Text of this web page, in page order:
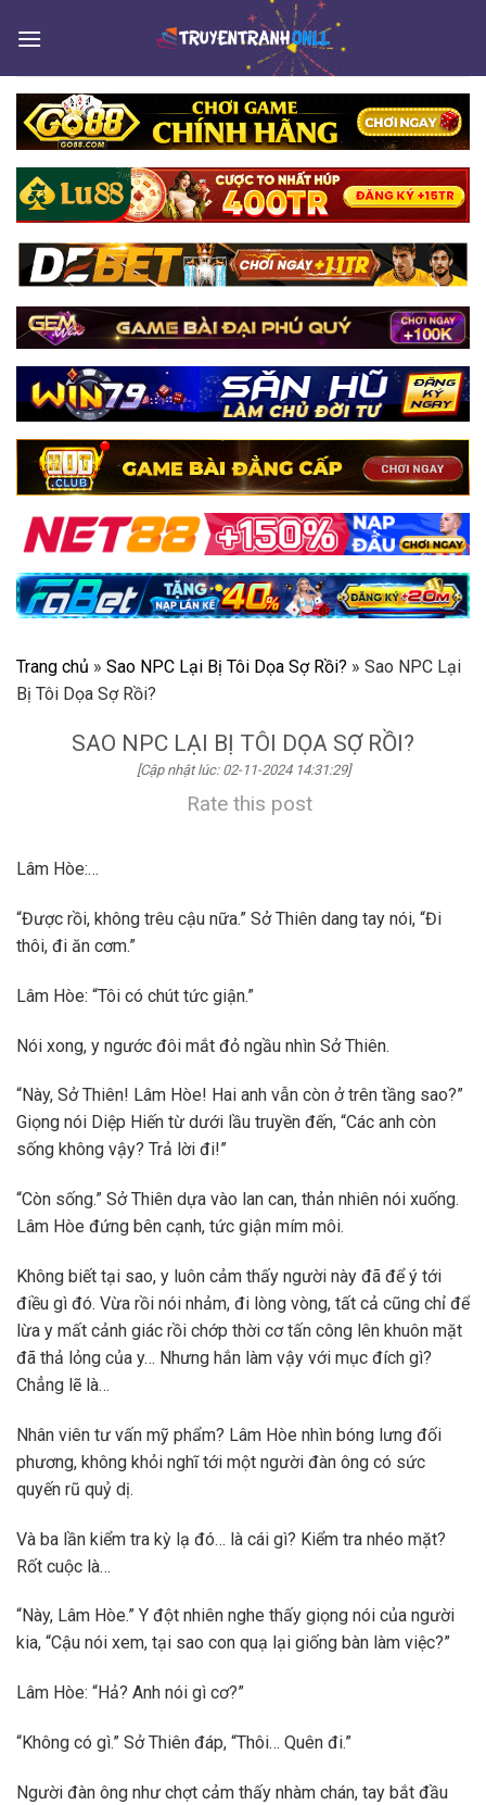
Trang chủ » Sao NPC Lại Bị Tôi Dọa Sợ Rồi? » Sao NPC Lại
Bị Tôi Dọa Sợ Rồi?
SAO NPC LẠI BỊ TÔI DỌA SỢ RỒI?
[Cập nhật lúc: 02-11-2024 14:31:29]
Rate this post
Lâm Hòe:…
“Được rồi, không trêu cậu nữa.” Sở Thiên dang tay nói, “Đi
thôi, đi ăn cơm.”
Lâm Hòe: “Tôi có chút tức giận.”
Nói xong, y ngước đôi mắt đỏ ngầu nhìn Sở Thiên.
“Này, Sở Thiên! Lâm Hòe! Hai anh vẫn còn ở trên tầng sao?”
Giọng nói Diệp Hiến từ dưới lầu truyền đến, “Các anh còn
sống không vậy? Trả lời đi!”
“Còn sống.” Sở Thiên dựa vào lan can, thản nhiên nói xuống.
Lâm Hòe đứng bên cạnh, tức giận mím môi.
Không biết tại sao, y luôn cảm thấy người này đã để ý tới
điều gì đó. Vừa rồi nói nhảm, đi lòng vòng, tất cả cũng chỉ để
lừa y mất cảnh giác rồi chớp thời cơ tấn công lên khuôn mặt
đã thả lỏng của y… Nhưng hắn làm vậy với mục đích gì?
Chẳng lẽ là…
Nhân viên tư vấn mỹ phẩm? Lâm Hòe nhìn bóng lưng đối
phương, không khỏi nghĩ tới một người đàn ông có sức
quyến rũ quỷ dị.
Và ba lần kiểm tra kỳ lạ đó… là cái gì? Kiểm tra nhéo mặt?
Rốt cuộc là…
“Này, Lâm Hòe.” Y đột nhiên nghe thấy giọng nói của người
kia, “Cậu nói xem, tại sao con quạ lại giống bàn làm việc?”
Lâm Hòe: “Hả? Anh nói gì cơ?”
“Không có gì.” Sở Thiên đáp, “Thôi… Quên đi.”
Người đàn ông như chợt cảm thấy nhàm chán, tay bắt đầu